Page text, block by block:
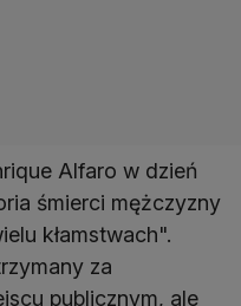
Alfaro w dzień
śmierci mężczyzny
kłamstwach".
za
publicznym, ale